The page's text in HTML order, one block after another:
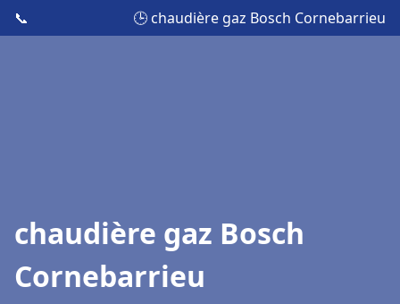
📞 🕒 chaudière gaz Bosch Cornebarrieu
chaudière gaz Bosch
Cornebarrieu